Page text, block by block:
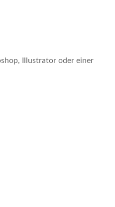
Illustrator oder einer